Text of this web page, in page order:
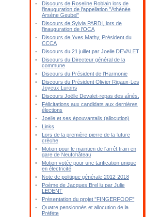
Discours de Roseline Roblain lors de
l'inauguration de l'appellation "Athénée
Arsène Geubel"
Discours de Sylvia PARDI, lors de
l'inauguration de l'OCA
Discours de Yves Mathy, Président du
CCCA
Discours du 21 juillet par Joelle DEVALET
Discours du Directeur général de la
commune
Discours du Président de l'Harmonie
Discours du Président Olivier Rigaux-Les
Joyeux Lurons
Discours Joëlle Devalet-repas des aînés.
Félicitations aux candidats aux dernières
élections
Joelle et ses épouvantails (allocution)
Links
Lors de la première pierre de la future
crèche
Motion pour le maintien de l'arrêt train en
gare de Neufchâteau
Motion votée pour une tarification unique
en électricité
Note de politique générale 2012-2018
Poème de Jacques Brel lu par Julie
LEDENT
Présentation du projet "FINGERFOOF"
Quatre pensionnés et allocution de la
Préfète